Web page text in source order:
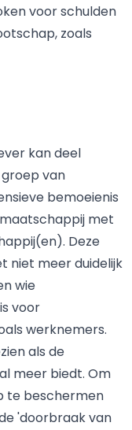
voor schulden
zoals
kan deel
van
bemoeienis
met
Deze
niet meer duidelijk
wie
voor
werknemers.
als de
meer biedt. Om
te beschermen
'doorbraak van